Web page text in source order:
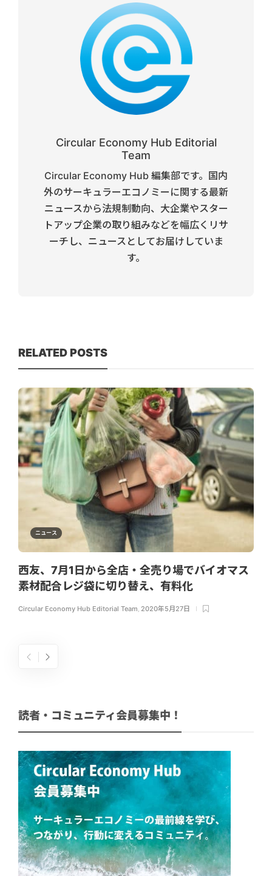
Circular Economy Hub Editorial
Team
Circular Economy Hub 編集部です。国内
外のサーキュラーエコノミーに関する最新
ニュースから法規制動向、大企業やスター
トアップ企業の取り組みなどを幅広くリサ
ーチし、ニュースとしてお届けしていま
す。
RELATED POSTS
ニュース
西友、7月1日から全店・全売り場でバイオマス
素材配合レジ袋に切り替え、有料化
Circular Economy Hub Editorial Team, 2020年5月27日
読者・コミュニティ会員募集中！